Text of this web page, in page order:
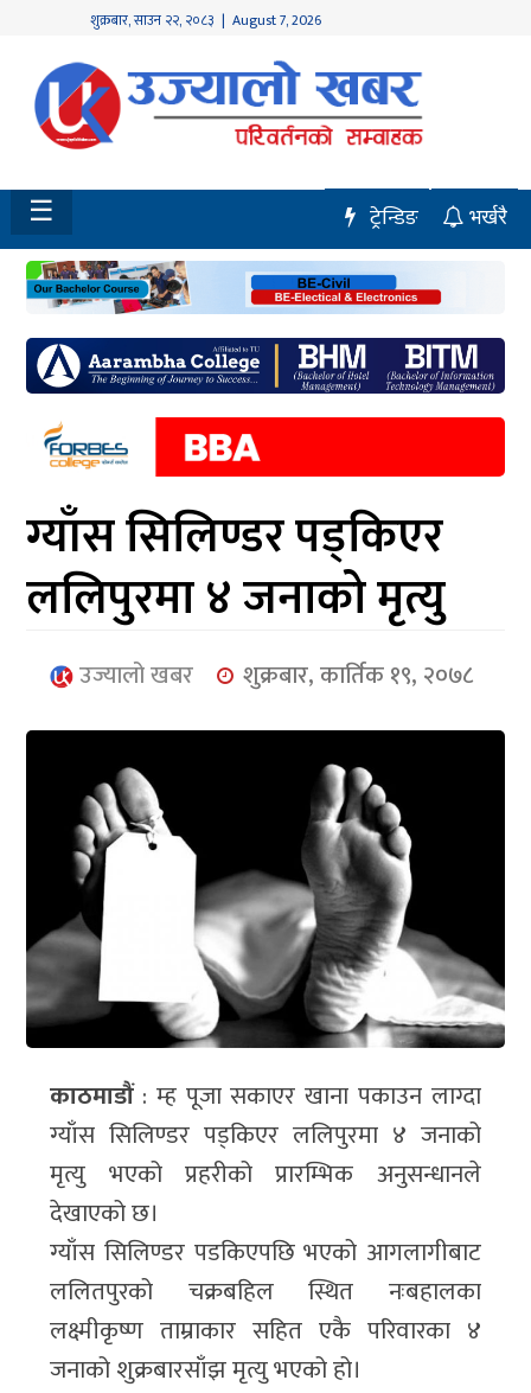
शुक्रबार,साउन २२, २०८३ | August 7, 2026
होमपेज
नवलपुर
विशेष
मध्य
नेपाल
चितवन
सेरोफेरो
समाचार
आर्थिक
मनोरञ्जन
खेलकुद
युनिकोड
☰ भर्खरै
ट्रेन्डिङ
ग्याँस सिलिण्डर पड्किएर
ललिपुरमा ४ जनाको मृत्यु
उज्यालो खबर शुक्रबार, कार्तिक १९, २०७८
काठमाडौं: म्ह पूजा सकाएर खाना पकाउन लाग्दा
ग्याँस सिलिण्डर पड्किएर ललिपुरमा ४ जनाको
मृत्यु भएको प्रहरीको प्रारम्भिक अनुसन्धानले
देखाएको छ।
ग्याँस सिलिण्डर पडकिएपछि भएको आगलागीबाट
ललितपुरको चक्रबहिल स्थित नःबहालका
लक्ष्मीकृष्ण ताम्राकार सहित एकै परिवारका ४
जनाको शुक्रबारसाँझ मृत्यु भएको हो।